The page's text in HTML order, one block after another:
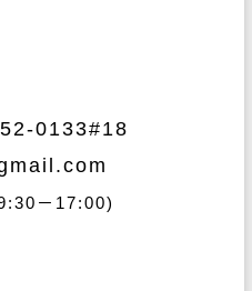
0133#18
－ 17:00)